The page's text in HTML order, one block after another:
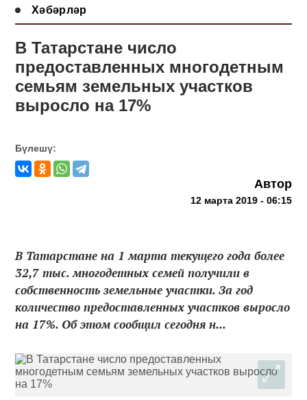
Хәбәрләр
В Татарстане число
предоставленных многодетным
семьям земельных участков
выросло на 17%
Бүлешү:
Автор
12 марта 2019 - 06:15
В Татарстане на 1 марта текущего года более
32,7 тыс. многодетных семей получили в
собственность земельные участки. За год
количество предоставленных участков выросло
на 17%. Об этом сообщил сегодня н...